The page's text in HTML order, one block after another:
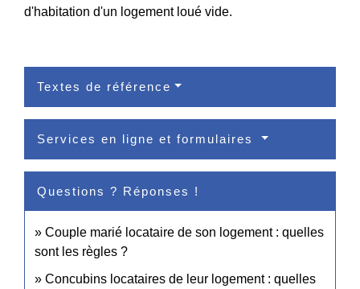
d'habitation d'un logement loué vide.
Textes de référence
Services en ligne et formulaires
Questions ? Réponses !
Couple marié locataire de son logement : quelles
sont les règles ?
Concubins locataires de leur logement : quelles